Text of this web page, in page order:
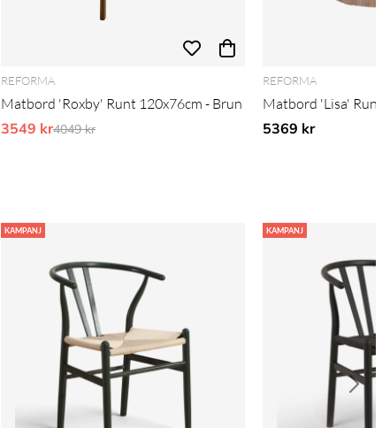
REFORMA
Matbord 'Roxby' Runt 120x76cm - Brun
3549 krOrdinarie pris:
4049 kr
REFORMA
Matbord 'Lisa' Runt
5369 kr
KAMPANJ KAMPANJ